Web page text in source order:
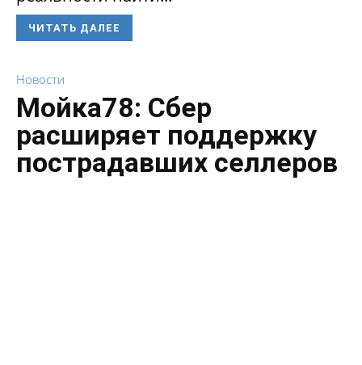
ЧИТАТЬ ДАЛЕЕ
Новости
Мойка78: Сбер
расширяет поддержку
пострадавших селлеров